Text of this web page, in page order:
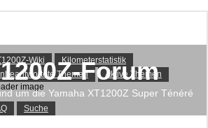
Wiki
Kilometerstatistik
Themen
Aktive Themen
Forum
um die Yamaha XT1200Z Super Ténéré
Suche